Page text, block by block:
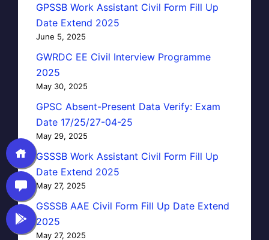
GPSSB Work Assistant Civil Form Fill Up
Date Extend 2025
June 5, 2025
GWRDC EE Civil Interview Programme
2025
May 30, 2025
GPSC Absent-Present Data Verify: Exam
Date 17/25/27-04-25
May 29, 2025
GSSSB Work Assistant Civil Form Fill Up
Date Extend 2025
May 27, 2025
GSSSB AAE Civil Form Fill Up Date Extend
2025
May 27, 2025